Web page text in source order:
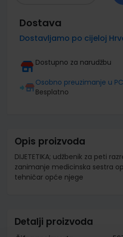
Dostava
Dostavljamo po cijeloj
Dostupno za narudžbu
Osobno preuzimanje u
Besplatno
Opis proizvoda
DIJETETIKA; udžbenik za peti
zanimanje medicinska sestra
tehničar opće njege
Detalji proizvoda